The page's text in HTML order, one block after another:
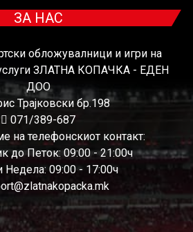
ЗА НАС
обложувалници и игри на
услуги ЗЛАТНА КОПАЧКА - ЕДЕН
ДОО
Трајковски бр.198
071/389-687
на телефонскиот контакт:
до Петок: 09:00 - 21:00ч
Недела: 09:00 - 17:00ч